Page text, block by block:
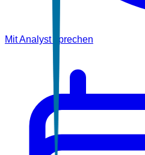
Mit Analyst sprechen